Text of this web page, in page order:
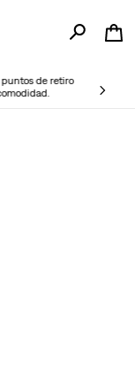
de retiro